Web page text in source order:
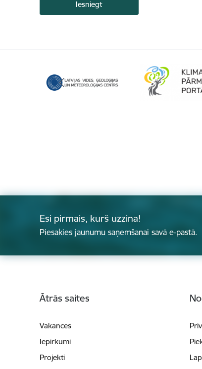
Esi pirmais, kurš uzzina!
Piesakies jaunumu saņemšanai savā e-pastā.
Ātrās saites
Vakances
Iepirkumi
Projekti